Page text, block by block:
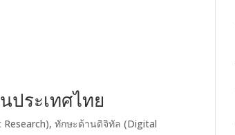
ประเทศไทย
,ทักษะด้านดิจิทัล (Digital